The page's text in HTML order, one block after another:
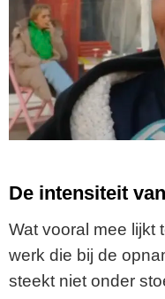
De intensiteit
Wat vooral mee lijkt
werk die bij de
steekt niet onder